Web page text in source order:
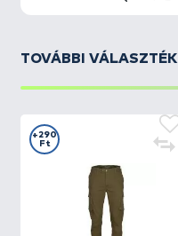
TOVÁBBI VÁLASZTÉK
+290
Ft